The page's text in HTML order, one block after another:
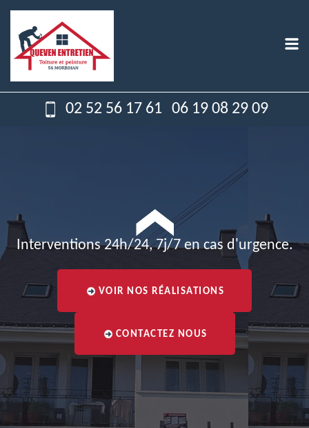
02 52 56 17 61 06 19 08 29 09
Interventions 24h/24, 7j/7 en cas d'urgence.
VOIR NOS RÉALISATIONS
CONTACTEZ NOUS